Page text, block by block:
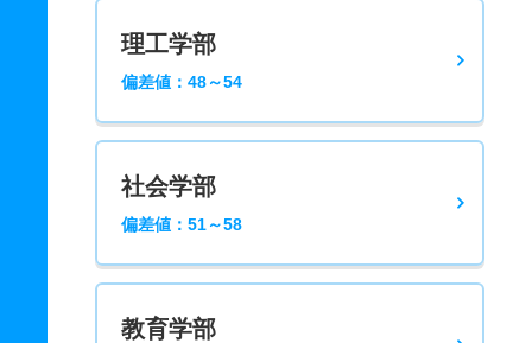
理工学部
偏差値：48～54
社会学部
偏差値：51～58
教育学部